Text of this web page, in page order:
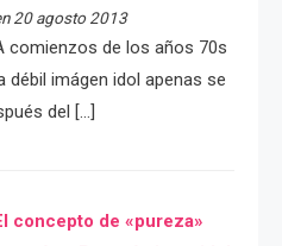
20 agosto 2013
comienzos de los años 70s
débil imágen idol apenas se
del […]
concepto de «pureza»